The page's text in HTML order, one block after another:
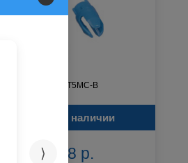
⟩
Разъем Neutrik RT5MC-B
В наличии
308 р.